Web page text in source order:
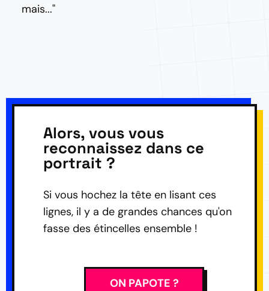
mais..."
Alors, vous vous
reconnaissez dans ce
portrait ?
Si vous hochez la tête en lisant ces
lignes, il y a de grandes chances qu'on
fasse des étincelles ensemble !
ON PAPOTE ?